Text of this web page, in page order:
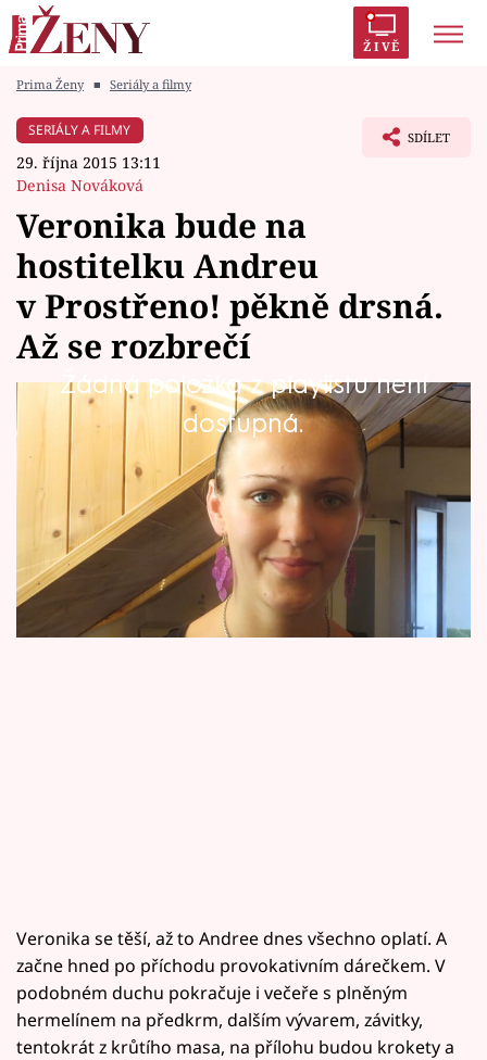
ŽIVĚ
Módní alarm
Témata
Celebrity
Vztahy
Seriály
Horoskopy
Sledujte prima+
Filmový festival Karlovy Vary
Prima Ženy ■ Seriály a filmy
SERIÁLY A FILMY
29. října 2015 13:11
Denisa Nováková
SDÍLET
Veronika bude na
hostitelku Andreu
v Prostřeno! pěkně drsná.
Až se rozbrečí
Žádná položka z playlistu není
dostupná.
K mladé mamince Andree (19) dorazí Veronika
s bojovnou náladou a hostitelka se zhroutí.
Veronika totiž dokáže pěkně nepříjemně
zaútočit. Dívejte se ve čtvrtek od 17.50 na
Primě na Prostřeno!
Veronika se těší, až to Andree dnes všechno oplatí. A
začne hned po příchodu provokativním dárečkem. V
podobném duchu pokračuje i večeře s plněným
hermelínem na předkrm, dalším vývarem, závitky,
tentokrát z krůtího masa, na přílohu budou krokety a